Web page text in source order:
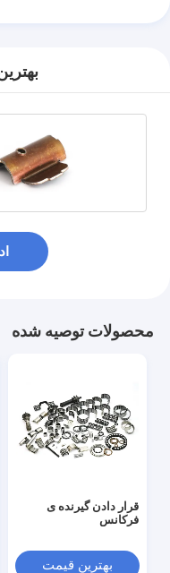
محصولات توصیه شده
قرار دادن گیرنده ی
فرکانس
بهترین قیمت